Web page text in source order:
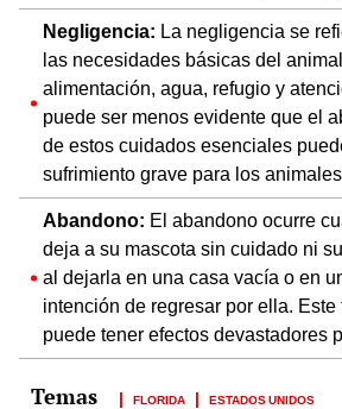
Negligencia: La negligencia se
las necesidades básicas del
alimentación, agua, refugio y
puede ser menos evidente que el
de estos cuidados esenciales
sufrimiento grave para los
Abandono: El abandono ocurre
deja a su mascota sin cuidado ni
al dejarla en una casa vacía o en
intención de regresar por ella.
puede tener efectos devastadores
FLORIDA ESTADOS UNIDOS